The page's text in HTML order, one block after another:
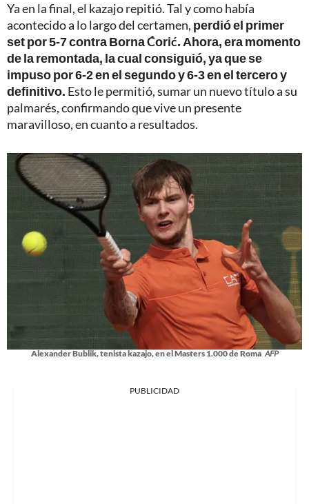
Ya en la final, el kazajo repitió. Tal y como había
acontecido a lo largo del certamen, perdió el primer
set por 5-7 contra Borna Ćorić. Ahora, era momento
de la remontada, la cual consiguió, ya que se
impuso por 6-2 en el segundo y 6-3 en el tercero y
definitivo. Esto le permitió, sumar un nuevo título a su
palmarés, confirmando que vive un presente
maravilloso, en cuanto a resultados.
Alexander Bublik, tenista kazajo, en el Masters 1.000 de Roma AFP
PUBLICIDAD